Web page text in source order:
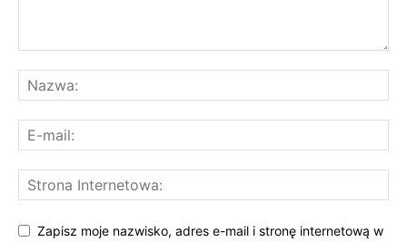
Zapisz moje nazwisko, adres e-mail i stronę internetową w